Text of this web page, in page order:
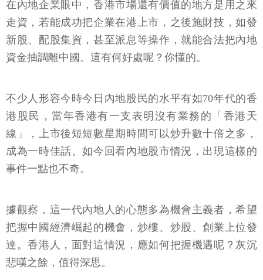
在內地企業眼中，香港市場還有價值的地方是用之來
走資，若能成功把企業在港上市，之後施財技，如發
新股、配股集資，甚至派息等操作，就能合法把內地
資金抽調離中國。這有何好處呢？你懂的。
不少人形容今時今日內地股民的水平有如70年代的香
港股民，當年香港有一支表明沒有業務的「香港天
線」，上市後短短數星期時間可以炒升數十倍之多，
成為一時佳話。如今回看內地股市情況，出現這樣的
事件一點也不奇。
據觀察，這一代內地人的心態多為機會主義者，希望
把握中國經濟崛起的機會，炒樓、炒股、創業上位發
達。香港人，面對這情況，應如何把握機遇呢？灰沉
悲嘆之餘，值得深思。